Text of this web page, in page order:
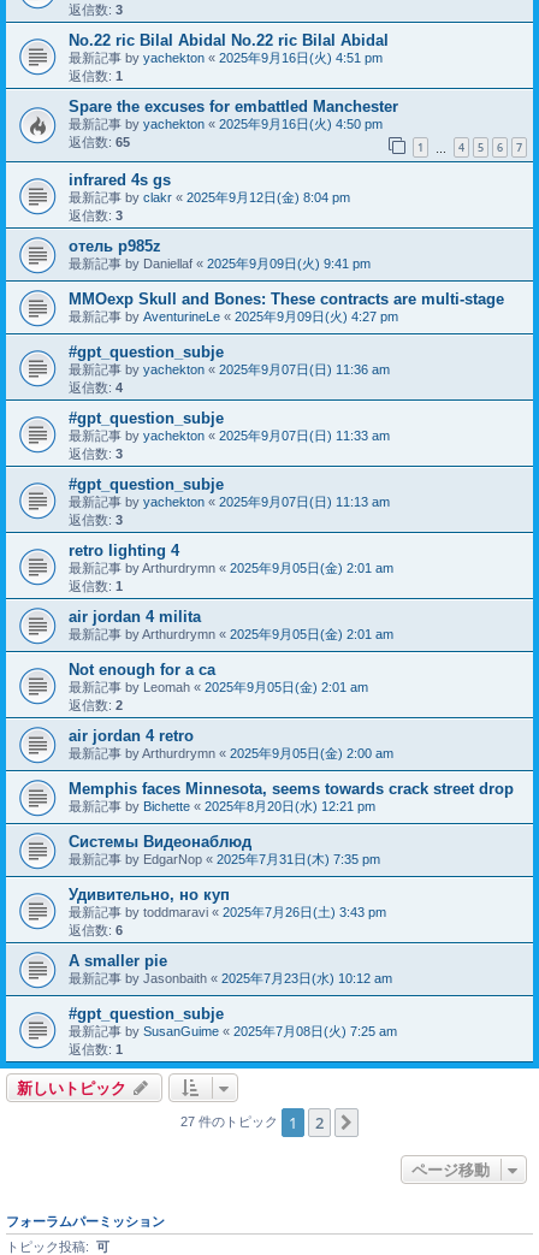
返信数: 3
No.22 ric Bilal Abidal No.22 ric Bilal Abidal
最新記事 by yachekton « 2025年9月16日(火) 4:51 pm
返信数: 1
Spare the excuses for embattled Manchester
最新記事 by yachekton « 2025年9月16日(火) 4:50 pm
返信数: 65 1 4 5 6 7
infrared 4s gs
最新記事 by clakr « 2025年9月12日(金) 8:04 pm
返信数: 3
отель p985z
最新記事 by Daniellaf « 2025年9月09日(火) 9:41 pm
MMOexp Skull and Bones: These contracts are multi-stage
最新記事 by AventurineLe « 2025年9月09日(火) 4:27 pm
#gpt_question_subje
最新記事 by yachekton « 2025年9月07日(日) 11:36 am
返信数: 4
#gpt_question_subje
最新記事 by yachekton « 2025年9月07日(日) 11:33 am
返信数: 3
#gpt_question_subje
最新記事 by yachekton « 2025年9月07日(日) 11:13 am
返信数: 3
retro lighting 4
最新記事 byArthurdrymn « 2025年9月05日(金) 2:01 am
返信数: 1
air jordan 4 milita
最新記事 byArthurdrymn « 2025年9月05日(金) 2:01 am
Not enough for a ca
最新記事 by Leomah « 2025年9月05日(金) 2:01 am
返信数: 2
air jordan 4 retro
最新記事 byArthurdrymn « 2025年9月05日(金) 2:00 am
Memphis faces Minnesota, seems towards crack street drop
最新記事 by Bichette « 2025年8月20日(水) 12:21 pm
Системы Видеонаблюд
最新記事 by EdgarNop « 2025年7月31日(木) 7:35 pm
Удивительно, но куп
最新記事 by toddmaravi « 2025年7月26日(土) 3:43 pm
返信数: 6
A smaller pie
最新記事 by Jasonbaith « 2025年7月23日(水) 10:12 am
#gpt_question_subje
最新記事 by SusanGuime « 2025年7月08日(火) 7:25 am
返信数: 1
新しいトピック
27 件のトピック 1 2
ページ移動
フォーラムパーミッション
トピック投稿: 可